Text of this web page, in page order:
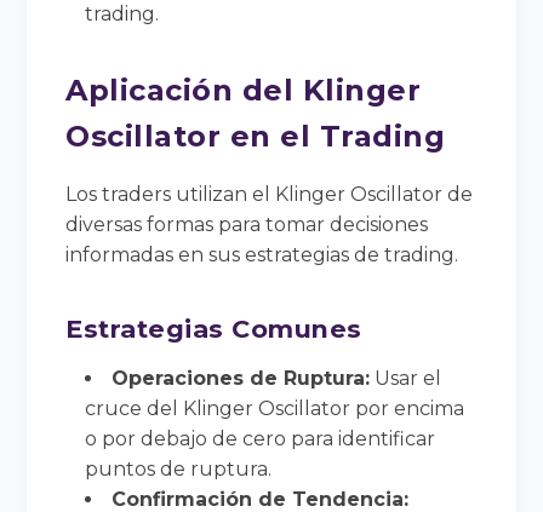
trading.
Aplicación del Klinger
Oscillator en el Trading
Los traders utilizan el Klinger Oscillator de
diversas formas para tomar decisiones
informadas en sus estrategias de trading.
Estrategias Comunes
Operaciones de Ruptura: Usar el
cruce del Klinger Oscillator por encima
o por debajo de cero para identificar
puntos de ruptura.
Confirmación de Tendencia: